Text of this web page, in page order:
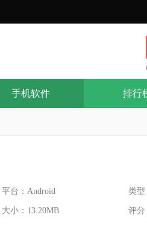
手机软件 排行
平台：Android 类
大小：13.20MB 评分